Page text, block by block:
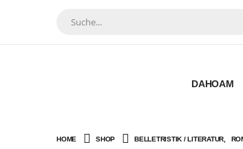
DAHOAM
HOME SHOP BELLETRISTIK / LITERATUR